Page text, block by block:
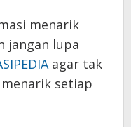
menarik
jangan lupa
agar tak
setiap